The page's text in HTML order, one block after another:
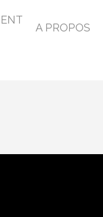
A PROPOS